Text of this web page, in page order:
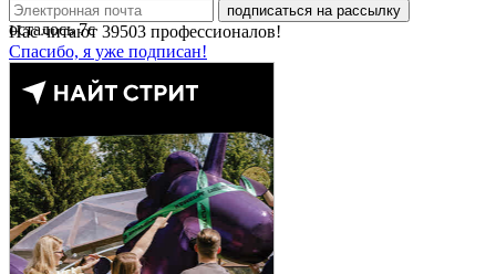
подписаться на рассылку
Нас читают 39503 профессионалов!
Спасибо, я уже подписан!
осталось7с